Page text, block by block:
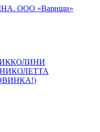
НИККОЛИНИ
НИКОЛЕТТА